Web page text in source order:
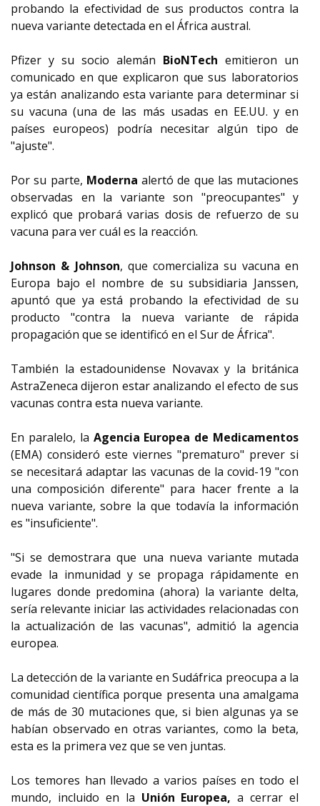
probando la efectividad de sus productos contra la
nueva variante detectada en el África austral.
Pfizer y su socio alemán BioNTech emitieron un
comunicado en que explicaron que sus laboratorios
ya están analizando esta variante para determinar si
su vacuna (una de las más usadas en EE.UU. y en
países europeos) podría necesitar algún tipo de
"ajuste".
Por su parte, Moderna alertó de que las mutaciones
observadas en la variante son "preocupantes" y
explicó que probará varias dosis de refuerzo de su
vacuna para ver cuál es la reacción.
Johnson & Johnson, que comercializa su vacuna en
Europa bajo el nombre de su subsidiaria Janssen,
apuntó que ya está probando la efectividad de su
producto "contra la nueva variante de rápida
propagación que se identificó en el Sur de África".
También la estadounidense Novavax y la británica
AstraZeneca dijeron estar analizando el efecto de sus
vacunas contra esta nueva variante.
En paralelo, la Agencia Europea de Medicamentos
(EMA) consideró este viernes "prematuro" prever si
se necesitará adaptar las vacunas de la covid-19 "con
una composición diferente" para hacer frente a la
nueva variante, sobre la que todavía la información
es "insuficiente".
"Si se demostrara que una nueva variante mutada
evade la inmunidad y se propaga rápidamente en
lugares donde predomina (ahora) la variante delta,
sería relevante iniciar las actividades relacionadas con
la actualización de las vacunas", admitió la agencia
europea.
La detección de la variante en Sudáfrica preocupa a la
comunidad científica porque presenta una amalgama
de más de 30 mutaciones que, si bien algunas ya se
habían observado en otras variantes, como la beta,
esta es la primera vez que se ven juntas.
Los temores han llevado a varios países en todo el
mundo, incluido en la Unión Europea, a cerrar el